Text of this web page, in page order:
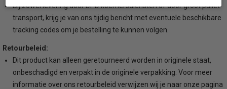
Bij zowel levering door DPD koerriersdiensten of door groot pallet
transport, krijg je van ons tijdig bericht met eventuele beschikbare
tracking codes om je bestelling te kunnen volgen.
Retourbeleid:
Dit product kan alleen geretourneerd worden in originele staat,
onbeschadigd en verpakt in de originele verpakking. Voor meer
informatie over ons retourbeleid verwijzen wij je naar onze pagina